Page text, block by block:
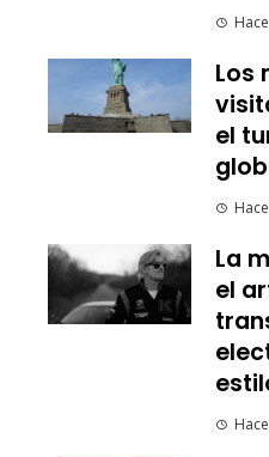
Los
el
La
el